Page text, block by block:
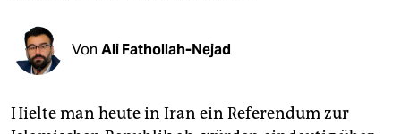
fragen & hilfe
abo
Von Ali Fathollah-Nejad
Hielte man heute in Iran ein Referendum zur